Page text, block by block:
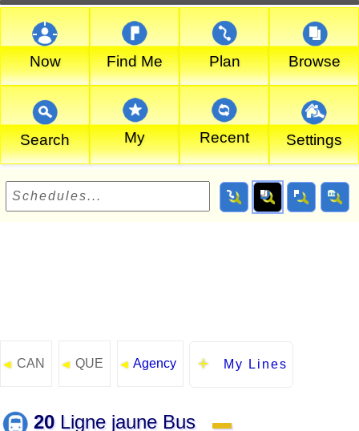
Now Find Me Plan Browse
Search My Recent Settings
◄ CAN ◄ QUE ◄ Agency My Lines
20Ligne jaune Bus ▬